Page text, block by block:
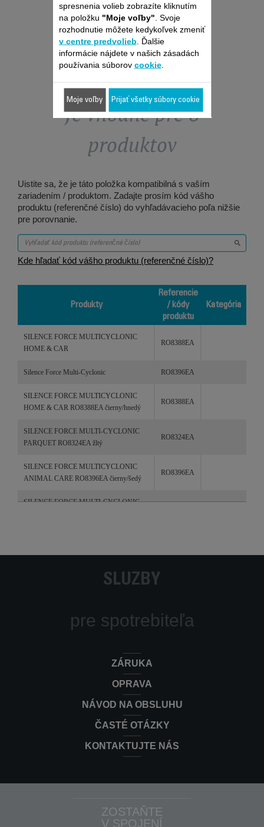
Je vhodné pre 6
produktov
Uistite sa, že je táto položka kompatibilná s vaším
zariadením / produktom. Zadajte prosím kód vášho
produktu (referenčné číslo) do vyhľadávacieho poľa nižšie
pre porovnanie.
Kde hľadať kód vášho produktu (referenčné číslo)?
Produkty
Referencie
/ kódy
produktu
Kategória
/ kódy
SILENCE FORCE MULTICYCLONIC
HOME & CAR
RO8388EA
Silence Force Multi-Cyclonic RO8396EA
SILENCE FORCE MULTICYCLONIC
HOME & CAR RO8388EA čierny/hnedý
RO8388EA
SILENCE FORCE MULTI-CYCLONIC
PARQUET RO8324EA žltý
RO8324EA
SILENCE FORCE MULTICYCLONIC
ANIMAL CARE RO8396EA čierny/šedý
RO8396EA
SILENCE FORCE MULTI-CYCLONIC
SLUŽBY
pre spotrebiteľa
ZÁRUKA
OPRAVA
NÁVOD NA OBSLUHU
ČASTÉ OTÁZKY
KONTAKTUJTE NÁS
ZOSTAŇTE
V SPOJENÍ
spresnenia volieb zobrazíte kliknutím
na položku "Moje voľby" . Svoje
rozhodnutie môžete kedykoľvek zmeniť
v centre predvolieb . Ďalšie
informácie nájdete v našich zásadách
používania súborov cookie.
Moje voľby Prijať všetky súbory cookie